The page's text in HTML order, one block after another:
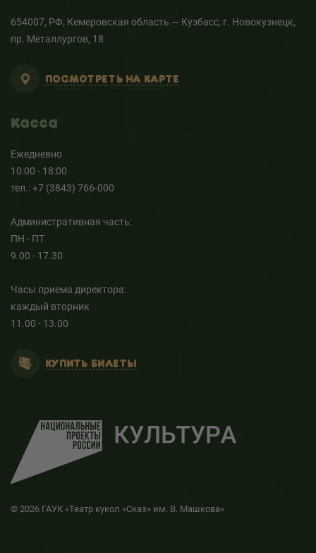
654007, РФ, Кемеровская область — Кузбасс, г. Новокузнецк,
пр. Металлургов, 18
ПОСМОТРЕТЬ НА КАРТЕ
Касса
Ежедневно
10:00 - 18:00
тел.: +7 (3843) 766-000
Административная часть:
ПН - ПТ
9.00 - 17.30
Часы приема директора:
каждый вторник
11.00 - 13.00
КУПИТЬ БИЛЕТЫ
© 2026 ГАУК «Театр кукол «Сказ» им. В. Машкова»